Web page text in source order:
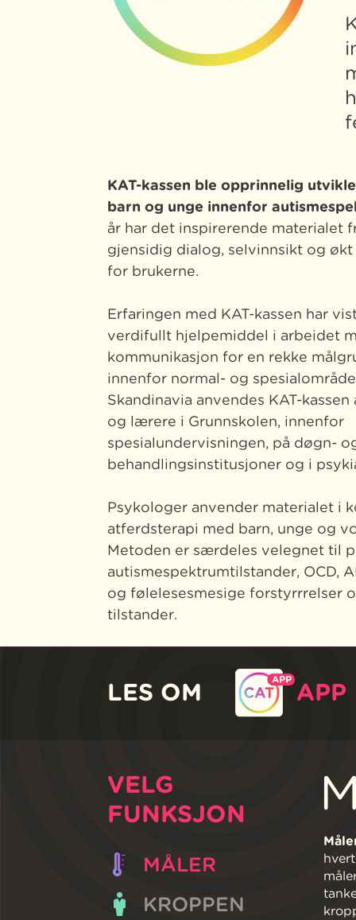
KAT-kassen ble opprinnelig
barn og unge innenfor
år har det inspirerende materialet
gjensidig dialog, selvinnsikt og
for brukerne.
Erfaringen med KAT-kassen har
verdifullt hjelpemiddel i arbeidet
kommunikasjon for en rekke
innenfor normal- og
Skandinavia anvendes KAT-
og lærere i Grunnskolen, innenfor
spesialundervisningen, på døgn-
behandlingsinstitusjoner og i
Psykologer anvender materialet i
atferdsterapi med barn, unge og
Metoden er særdeles velegnet til
autismespektrumtilstander, OCD,
og følelesesmesige forstyrrrelser
tilstander.
LES OM APP
VELG
FUNKSJON
MÅLER
KROPPEN